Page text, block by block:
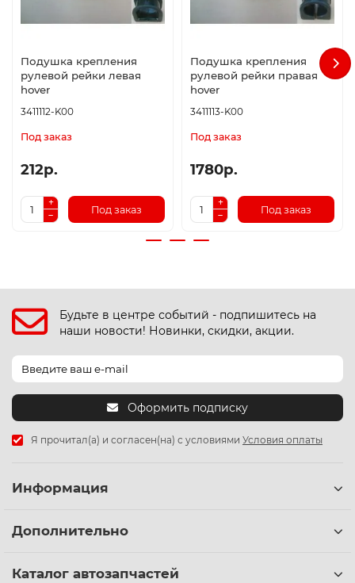
Подушка крепления
рулевой рейки левая
hover
3411112-K00
Под заказ
212р.
Под заказ
Подушка крепления
рулевой рейки правая
hover
3411113-K00
Под заказ
1780р.
Под заказ
Будьте в центре событий - подпишитесь на
наши новости! Новинки, скидки, акции.
Оформить подписку
Я прочитал(а) и согласен(на) с условиями Условия оплаты
Информация
Дополнительно
Каталог автозапчастей